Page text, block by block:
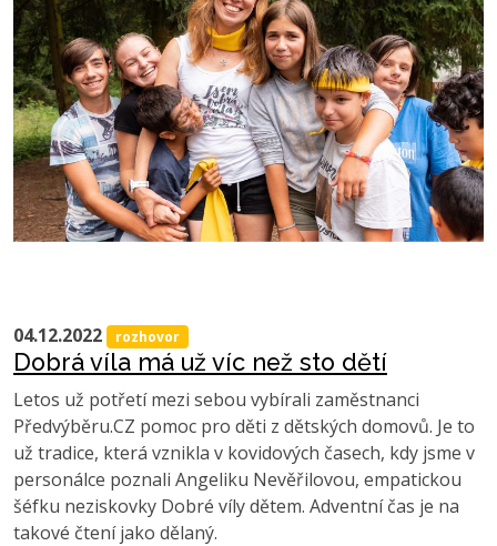
04.12.2022 rozhovor
Dobrá víla má už víc než sto dětí
Letos už potřetí mezi sebou vybírali zaměstnanci
Předvýběru.CZ pomoc pro děti z dětských domovů. Je to
už tradice, která vznikla v kovidových časech, kdy jsme v
personálce poznali Angeliku Nevěřilovou, empatickou
šéfku neziskovky Dobré víly dětem. Adventní čas je na
takové čtení jako dělaný.